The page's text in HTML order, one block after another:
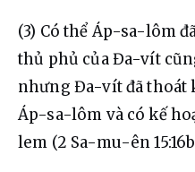
(3) Có thể Áp-sa-lôm
thủ phủ của Đa-vít
nhưng Đa-vít đã thoát
Áp-sa-lôm và có kế
lem (2 Sa-mu-ên